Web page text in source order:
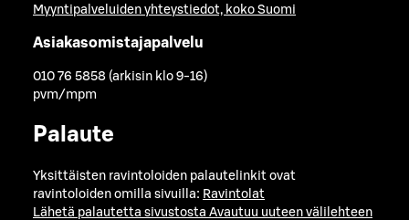
Myyntipalveluiden yhteystiedot, koko Suomi
Asiakasomistajapalvelu
010 76 5858 (arkisin klo 9-16)
pvm/mpm
Palaute
Yksittäisten ravintoloiden palautelinkit ovat
ravintoloiden omilla sivuilla: Ravintolat
Lähetä palautetta sivustosta Avautuu uuteen välilehteen